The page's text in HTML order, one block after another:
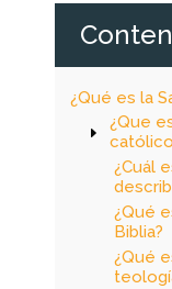
¿Qué es la
¿Que
¿Cuál
¿Qué
Biblia?
¿Qué